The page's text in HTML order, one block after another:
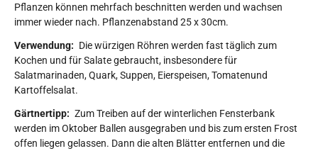
Pflanzen können mehrfach beschnitten werden und wachsen
immer wieder nach. Pflanzenabstand 25 x 30cm.
Verwendung: Die würzigen Röhren werden fast täglich zum
Kochen und für Salate gebraucht, insbesondere für
Salatmarinaden, Quark, Suppen, Eierspeisen, Tomatenund
Kartoffelsalat.
Gärtnertipp: Zum Treiben auf der winterlichen Fensterbank
werden im Oktober Ballen ausgegraben und bis zum ersten Frost
offen liegen gelassen. Dann die alten Blätter entfernen und die